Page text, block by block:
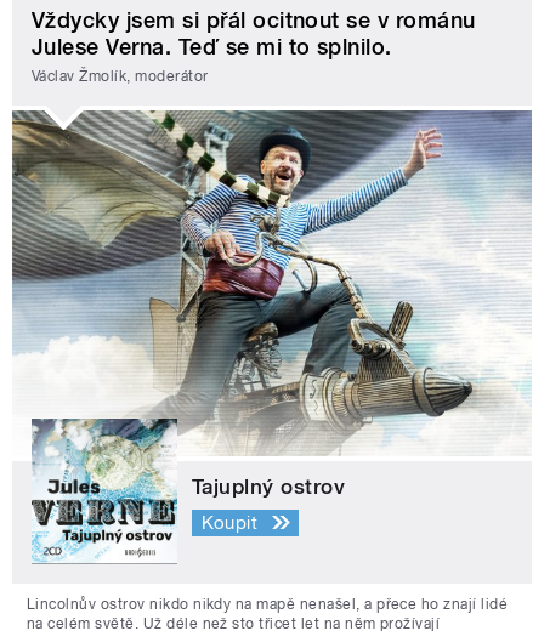
Vždycky jsem si přál ocitnout se v románu
Julese Verna. Teď se mi to splnilo.
Václav Žmolík, moderátor
Tajuplný ostrov
Koupit
Lincolnův ostrov nikdo nikdy na mapě nenašel, a přece ho znají lidé
na celém světě. Už déle než sto třicet let na něm prožívají